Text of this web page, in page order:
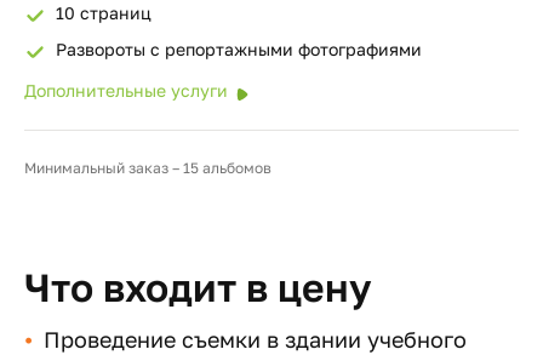
10 страниц
Развороты с репортажными фотографиями
Дополнительные услуги
Минимальный заказ – 15 альбомов
Что входит в цену
Проведение съемки в здании учебного